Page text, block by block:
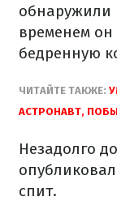
обнаружили
временем он
бедренную
ЧИТАЙТЕ ТАКЖЕ:
АСТРОНАВТ,
Незадолго
спит.